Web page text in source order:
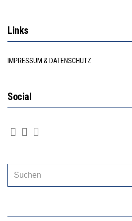
Links
IMPRESSUM & DATENSCHUTZ
Social